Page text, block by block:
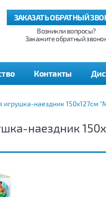
ЗАКАЗАТЬ ОБРАТНЫЙ
Возникли вопросы?
Закажите обратный
Контакты
игрушка-наездник 150х127см
наездник